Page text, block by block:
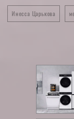
Инесса Царькова